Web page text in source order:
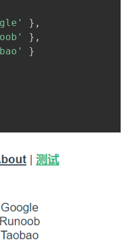
} ,
} ,
}